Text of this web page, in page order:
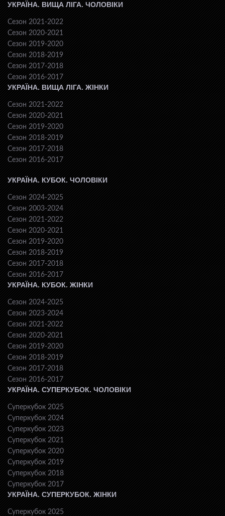
УКРАЇНА. ВИЩА ЛІГА. ЧОЛОВІКИ
Сезон 2021-2022
Сезон 2020-2021
Сезон 2019-2020
Сезон 2018-2019
Сезон 2017-2018
Сезон 2016-2017
УКРАЇНА. ВИЩА ЛІГА. ЖІНКИ
Сезон 2021-2022
Сезон 2020-2021
Сезон 2019-2020
Сезон 2018-2019
Сезон 2017-2018
Сезон 2016-2017
УКРАЇНА. КУБОК. ЧОЛОВІКИ
Сезон 2024-2025
Сезон 2003-2024
Сезон 2021-2022
Сезон 2020-2021
Сезон 2019-2020
Сезон 2018-2019
Сезон 2017-2018
Сезон 2016-2017
УКРАЇНА. КУБОК. ЖІНКИ
Сезон 2024-2025
Сезон 2023-2024
Сезон 2021-2022
Сезон 2020-2021
Сезон 2019-2020
Сезон 2018-2019
Сезон 2017-2018
Сезон 2016-2017
УКРАЇНА. СУПЕРКУБОК. ЧОЛОВІКИ
Суперкубок 2025
Суперкубок 2024
Суперкубок 2023
Суперкубок 2021
Суперкубок 2020
Суперкубок 2019
Суперкубок 2018
Суперкубок 2017
УКРАЇНА. СУПЕРКУБОК. ЖІНКИ
Суперкубок 2025